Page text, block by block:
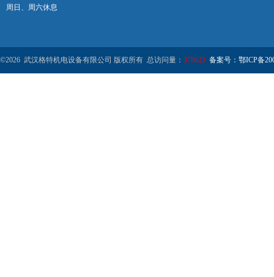
周日、周六休息
©2026 武汉格特机电设备有限公司 版权所有 总访问量： 378623 备案号：鄂ICP备